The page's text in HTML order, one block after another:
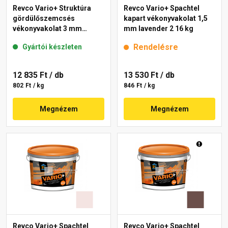
Revco Vario+ Struktúra
gördülőszemcsés
vékonyvakolat 3 mm
Gyártói készleten
12 835 Ft / db
802 Ft / kg
Megnézem
Revco Vario+ Spachtel
kapart vékonyvakolat 1,5
mm lavender 2 16 kg
Rendelésre
13 530 Ft / db
846 Ft / kg
Megnézem
Revco Vario+ Spachtel Revco Vario+ Spachtel